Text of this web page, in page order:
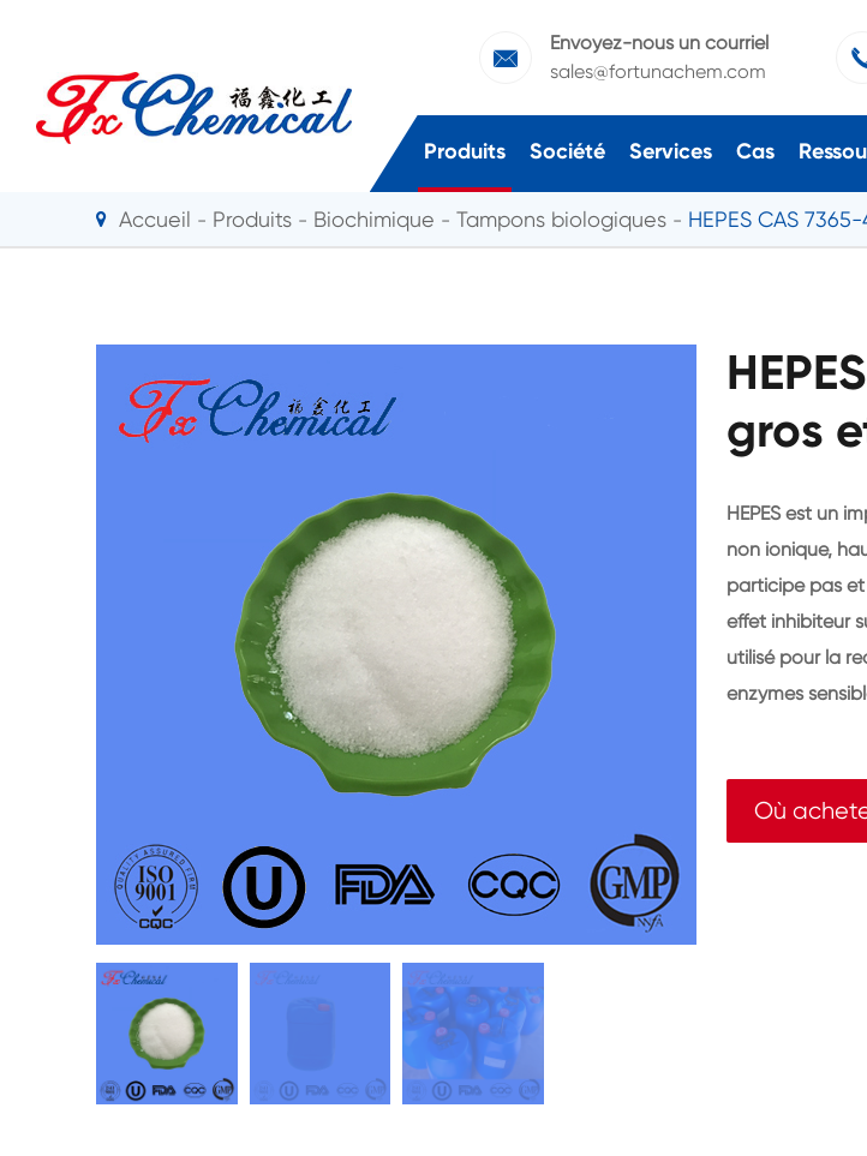

Envoyez-nous un courriel
sales@fortunachem.com
Produits Société Services Cas
Accueil Produits Biochimique Tampons biologiques HEPES CAS
gros
HEPES est un
non ionique,
participe pas
effet inhibiteur
utilisé pour la
enzymes
Où